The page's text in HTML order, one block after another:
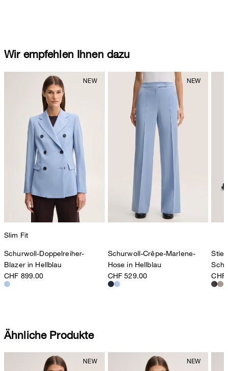
Wir empfehlen Ihnen dazu
Slim Fit
Schurwoll-Doppelreiher-
Blazer in Hellblau
CHF 899.00
Schurwoll-Crêpe-Marlene-
Hose in Hellblau
CHF 529.00
Ähnliche Produkte